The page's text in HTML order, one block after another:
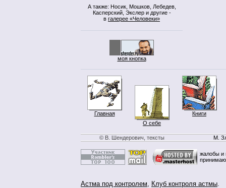
А также: Носик, Мошков, Лебедев,
Касперский, Экслер и другие -
в галерее «Человеки»
моя кнопка
Главная
О себе
Книги
© В. Шендерович, тексты М.
жалобы и
Астма под контролем, Клуб контроля астмы.